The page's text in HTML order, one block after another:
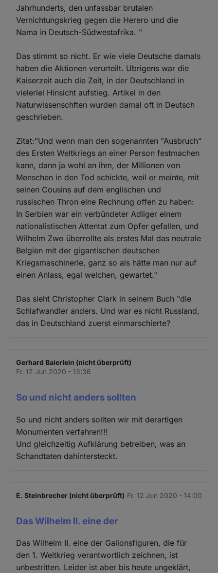
Jahrhunderts, den unfassbar brutalen
Vernichtungskrieg gegen die Herero und die
Nama in Deutsch-Südwestafrika. "
Das stimmt so nicht. Er wie viele Deutsche damals
haben die Aktionen verurteilt. Ubrigens war die
Kaiserzeit auch die Zeit, in der Deutschland in
vielerlei Hinsicht aufstieg. Artikel in den
Naturwissenschften wurden damal oft in Deutsch
geschrieben.
Zitat:"Und wenn man den sogenannten "Ausbruch"
des Ersten Weltkriegs an einer Person festmachen
kann, dann ja wohl an ihm, der Millionen von
Menschen in den Tod schickte, weil er meinte, mit
seinen Cousins auf dem englischen und
russischen Thron eine Rechnung offen zu haben:
In Serbien war ein verbündeter Adliger einem
nationalistischen Attentat zum Opfer gefallen, und
Wilhelm Zwo überrollte als erstes Mal das neutrale
Belgien mit der gigantischen deutschen
Kriegsmaschinerie, ganz so als hätte man nur auf
einen Anlass, egal welchen, gewartet."
Das sieht Christopher Clark in seinem Buch "die
Schlafwandler anders. Und war es nicht Russland,
das in Deutschland zuerst einmarschierte?
Gerhard Baierlein (nicht überprüft)
Fr. 12 Jun 2020 - 13:36
So und nicht anders sollten
So und nicht anders sollten wir mit derartigen
Monumenten verfahren!!!
Und gleichzeitig Aufklärung betreiben, was an
Schandtaten dahintersteckt.
E. Steinbrecher (nicht überprüft) Fr. 12 Jun 2020 - 14:00
Das Wilhelm II. eine der
Das Wilhelm II. eine der Galionsfiguren, die für
den 1. Weltkrieg verantwortlich zeichnen, ist
unbestritten. Leider ist aber bis heute ungeklärt,